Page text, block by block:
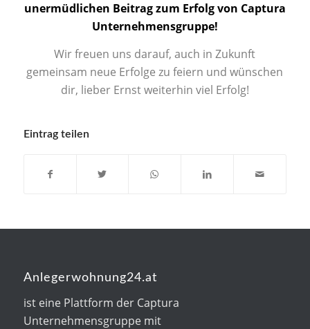
unermüdlichen Beitrag zum Erfolg von Captura
Unternehmensgruppe!
Wir freuen uns darauf, auch in Zukunft
gemeinsam neue Erfolge zu feiern und wünschen
dir, lieber Ernst weiterhin viel Erfolg!
Eintrag teilen
Anlegerwohnung24.at
ist eine Plattform der Captura
Unternehmensgruppe mit